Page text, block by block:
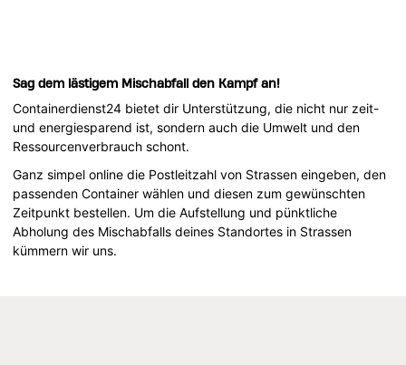
Sag dem lästigem Mischabfall den Kampf an!
Containerdienst24 bietet dir Unterstützung, die nicht nur zeit-
und energiesparend ist, sondern auch die Umwelt und den
Ressourcenverbrauch schont.
Ganz simpel online die Postleitzahl von Strassen eingeben, den
passenden Container wählen und diesen zum gewünschten
Zeitpunkt bestellen. Um die Aufstellung und pünktliche
Abholung des Mischabfalls deines Standortes in Strassen
kümmern wir uns.